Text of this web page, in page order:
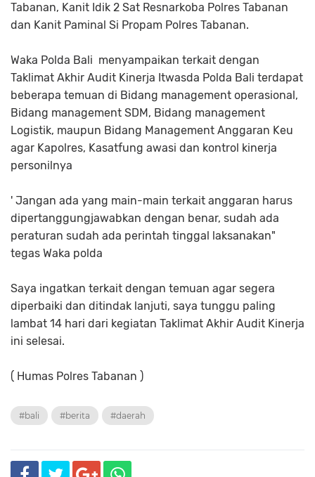
Tabanan, Kanit Idik 2 Sat Resnarkoba Polres Tabanan
dan Kanit Paminal Si Propam Polres Tabanan.
Waka Polda Bali menyampaikan terkait dengan
Taklimat Akhir Audit Kinerja Itwasda Polda Bali terdapat
beberapa temuan di Bidang management operasional,
Bidang management SDM, Bidang management
Logistik, maupun Bidang Management Anggaran Keu
agar Kapolres, Kasatfung awasi dan kontrol kinerja
personilnya
' Jangan ada yang main-main terkait anggaran harus
dipertanggungjawabkan dengan benar, sudah ada
peraturan sudah ada perintah tinggal laksanakan"
tegas Waka polda
Saya ingatkan terkait dengan temuan agar segera
diperbaiki dan ditindak lanjuti, saya tunggu paling
lambat 14 hari dari kegiatan Taklimat Akhir Audit Kinerja
ini selesai.
( Humas Polres Tabanan )
#bali #berita #daerah